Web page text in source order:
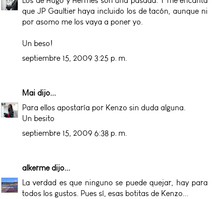
que JP Gaultier haya incluido los de tacón, aunque ni
por asomo me los vaya a poner yo.
Un beso!
septiembre 15, 2009 3:25 p. m.
Mai dijo...
Para ellos apostaría por Kenzo sin duda alguna.
Un besito
septiembre 15, 2009 6:38 p. m.
alkermedijo...
La verdad es que ninguno se puede quejar, hay para
todos los gustos. Pues sí, esas botitas de Kenzo...